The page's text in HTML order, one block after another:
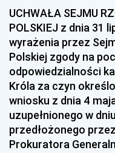
1996
1993
1990
1987
1984
1981
1978
UCHWAŁA SEJMU
POLSKIEJ z dnia 31
wyrażenia przez
Polskiej zgody na
odpowiedzialności
Króla za czyn
wniosku z dnia 4
uzupełnionego w
przedłożonego
Prokuratora